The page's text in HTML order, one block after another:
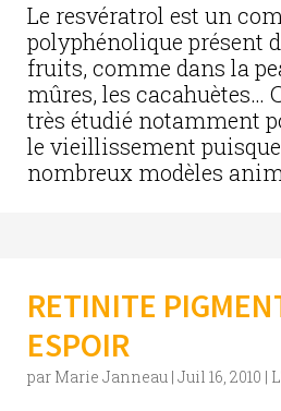
Le resvératrol est un
polyphénolique présent
fruits, comme dans la
mûres, les cacahuètes…
très étudié notamment
le vieillissement
nombreux modèles
RETINITE
ESPOIR
par Marie Janneau | Juil 16, 2010 |